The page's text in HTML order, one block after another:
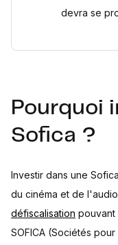
devra se
Pourquoi
Sofica ?
Investir dans une
du cinéma et de
défiscalisation pouvant
SOFICA (Sociétés